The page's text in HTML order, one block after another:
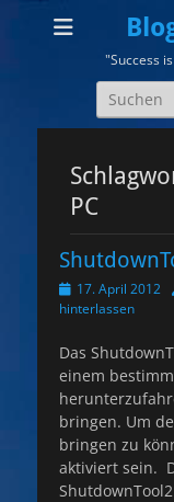
"Success
Suchen
nach:
PC
Veröffentlicht
am
17. April 2012
hinterlassen
Das
einem
bringen. Um
bringen zu
aktiviert sein.